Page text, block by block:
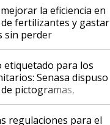
la eficiencia en
fertilizantes y gastar
sin perder
en la campaña
etiquetado para los
Senasa dispuso
pictogramas,
de advertencia e
regulaciones para el